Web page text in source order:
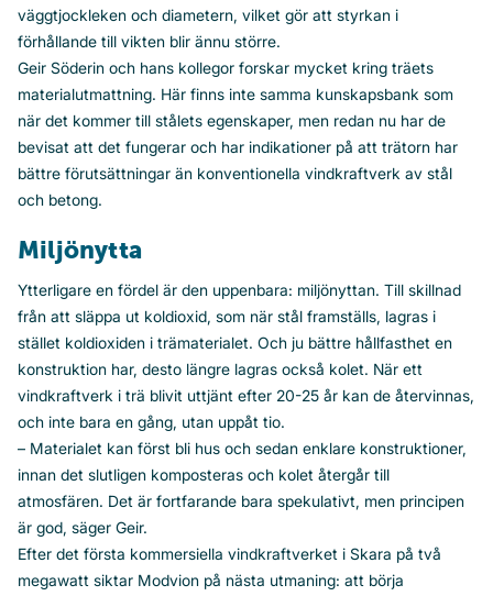
väggtjockleken och diametern, vilket gör att styrkan i
förhållande till vikten blir ännu större.
Geir Söderin och hans kollegor forskar mycket kring träets
materialutmattning. Här finns inte samma kunskapsbank som
när det kommer till stålets egenskaper, men redan nu har de
bevisat att det fungerar och har indikationer på att trätorn har
bättre förutsättningar än konventionella vindkraftverk av stål
och betong.
Miljönytta
Ytterligare en fördel är den uppenbara: miljönyttan. Till skillnad
från att släppa ut koldioxid, som när stål framställs, lagras i
stället koldioxiden i trämaterialet. Och ju bättre hållfasthet en
konstruktion har, desto längre lagras också kolet. När ett
vindkraftverk i trä blivit uttjänt efter 20-25 år kan de återvinnas,
och inte bara en gång, utan uppåt tio.
– Materialet kan först bli hus och sedan enklare konstruktioner,
innan det slutligen komposteras och kolet återgår till
atmosfären. Det är fortfarande bara spekulativt, men principen
är god, säger Geir.
Efter det första kommersiella vindkraftverket i Skara på två
megawatt siktar Modvion på nästa utmaning: att börja